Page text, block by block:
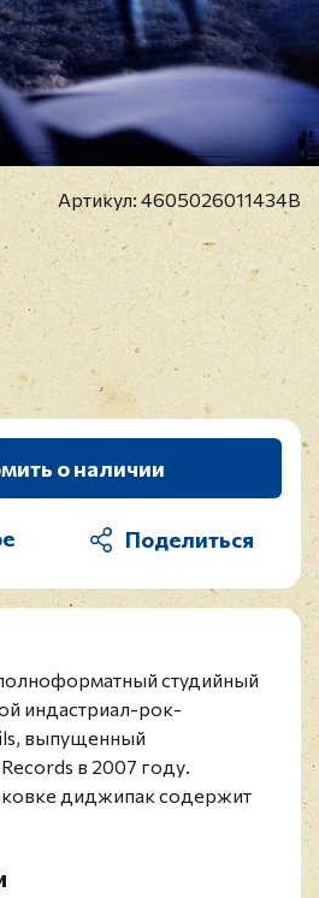
Артикул: 4605026011434B
о наличии
студийный
индастриал-рок-
выпущенный
в 2007 году.
диджипак содержит
индастриал-рок,